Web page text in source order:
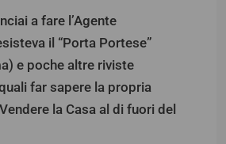
a fare l’Agente
il “Porta Portese”
e poche altre riviste
far sapere la propria
la Casa al di fuori del